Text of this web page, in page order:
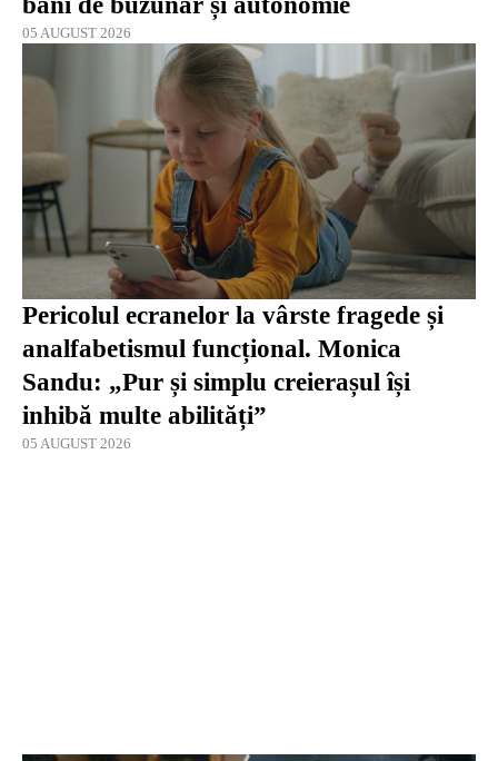
05 AUGUST 2026
Pericolul ecranelor la vârste fragede și
analfabetismul funcțional. Monica
Sandu: „Pur și simplu creierașul își
inhibă multe abilități”
05 AUGUST 2026